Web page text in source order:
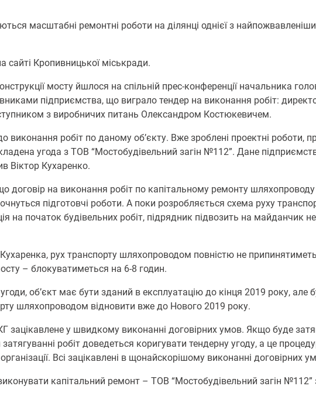
масштабні ремонтні роботи на ділянці однієї з
сайті Кропивницької міськради.
мосту йшлося на спільній прес-конференції начальника
підприємства, що виграло тендер на виконання робіт:
з виробничих питань Олександром Костюкевичем.
виконання робіт по даному об’єкту. Вже зроблені проектні роботи,
угода з ТОВ “Мостобудівельний загін №112”. Дане
Віктор Кухаренко.
договір на виконання робіт по капітальному ремонту
підготовчі роботи. А поки розробляється схема руху
на початок будівельних робіт, підрядник підвозить на майданчик
рух транспорту шляхопроводом повністю не
– блокуватиметься на 6-8 годин.
об’єкт має бути зданий в експлуатацію до кінця 2019 року, але
шляхопроводом відновити вже до Нового 2019 року.
зацікавлене у швидкому виконанні договірних умов. Якщо буде
робіт доведеться коригувати тендерну угоду, а це
Всі зацікавлені в щонайскорішому виконанні договірних
капітальний ремонт – ТОВ “Мостобудівельний загін